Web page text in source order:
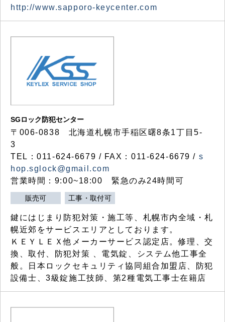
http://www.sapporo-keycenter.com
SGロック防犯センター
〒006-0838 北海道札幌市手稲区曙8条1丁目5-
3
TEL：011-624-6679 / FAX：011-624-6679 / s
hop.sglock@gmail.com
営業時間：9:00~18:00 緊急のみ24時間可
販売可 工事・取付可
鍵にはじまり防犯対策・施工等、札幌市内全域・札
幌近郊をサービスエリアとしております。
ＫＥＹＬＥＸ他メーカーサービス認定店。修理、交
換、取付、防犯対策 、電気錠、システム他工事全
般。日本ロックセキュリティ協同組合加盟店、防犯
設備士、3級錠施工技師、第2種電気工事士在籍店